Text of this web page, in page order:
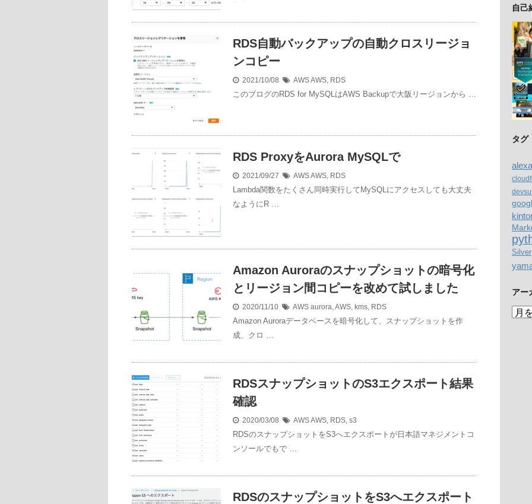
RDS自動バックアップの自動クロスリージョ
ンコピー
2021/10/08 AWSAWS, RDS
このブログのRDS for MySQLはAWS Backupで大阪リージョンから …
RDS ProxyをAurora MySQLで
2021/09/27 AWSAWS, RDS
Lambda関数をたくさん同時実行してMySQLにアクセスしても大丈夫
なようにR …
Amazon Auroraのスナップショットの暗号化
とリージョン間コピーを改めて試しました
2020/11/10 AWS aurora,AWS, kms, RDS
Amazon Auroraデータベースを暗号化して、スナップショットを作
成、クロ …
RDSスナップショットのS3エクスポート結果
確認
2020/03/08 AWSAWS, RDS, s3
RDSのスナップショットをS3へエクスポートが日本語マネジメントコ
ンソールでもで …
RDSのスナップショットをS3へエクスポート
自己
タグ
alexa
Silver
アー
ア